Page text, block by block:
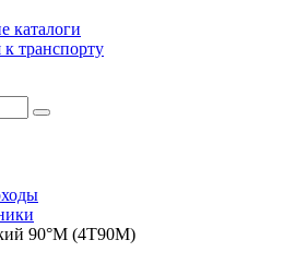
каталоги
транспорту
90°М (4Т90М)